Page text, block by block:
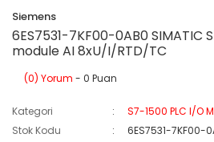
Siemens
6ES7531-7KF00-0AB0 SIMATIC
module AI 8xU/I/RTD/TC
(0) Yorum - 0 Puan
Kategori
S7-1500 PLC I/O
Stok Kodu
6ES7531-7KF00-